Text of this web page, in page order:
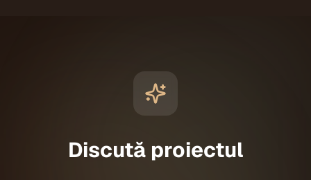
Discută proiectul